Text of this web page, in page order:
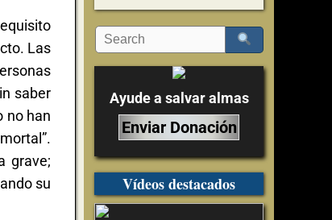
Las
saber
no han
grave;
su
Ayude a salvar almas
Enviar Donación
Vídeos destacados